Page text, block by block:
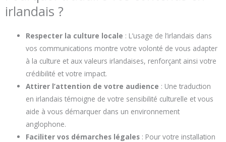
irlandais ?
Respecter la culture locale : L’usage de l’irlandais dans
vos communications montre votre volonté de vous adapter
à la culture et aux valeurs irlandaises, renforçant ainsi votre
crédibilité et votre impact.
Attirer l’attention de votre audience : Une traduction
en irlandais témoigne de votre sensibilité culturelle et vous
aide à vous démarquer dans un environnement
anglophone.
Faciliter vos démarches légales : Pour votre installation